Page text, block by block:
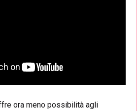
ora meno possibilità agli